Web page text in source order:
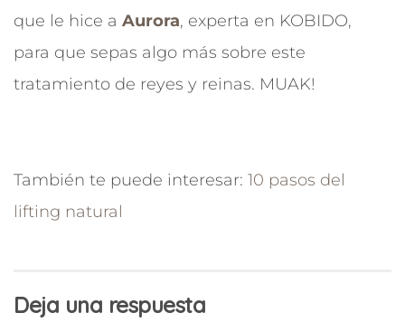
que le hice a Aurora, experta en KOBIDO,
para que sepas algo más sobre este
tratamiento de reyes y reinas. MUAK!
También te puede interesar: 10 pasos del
lifting natural
Deja una respuesta